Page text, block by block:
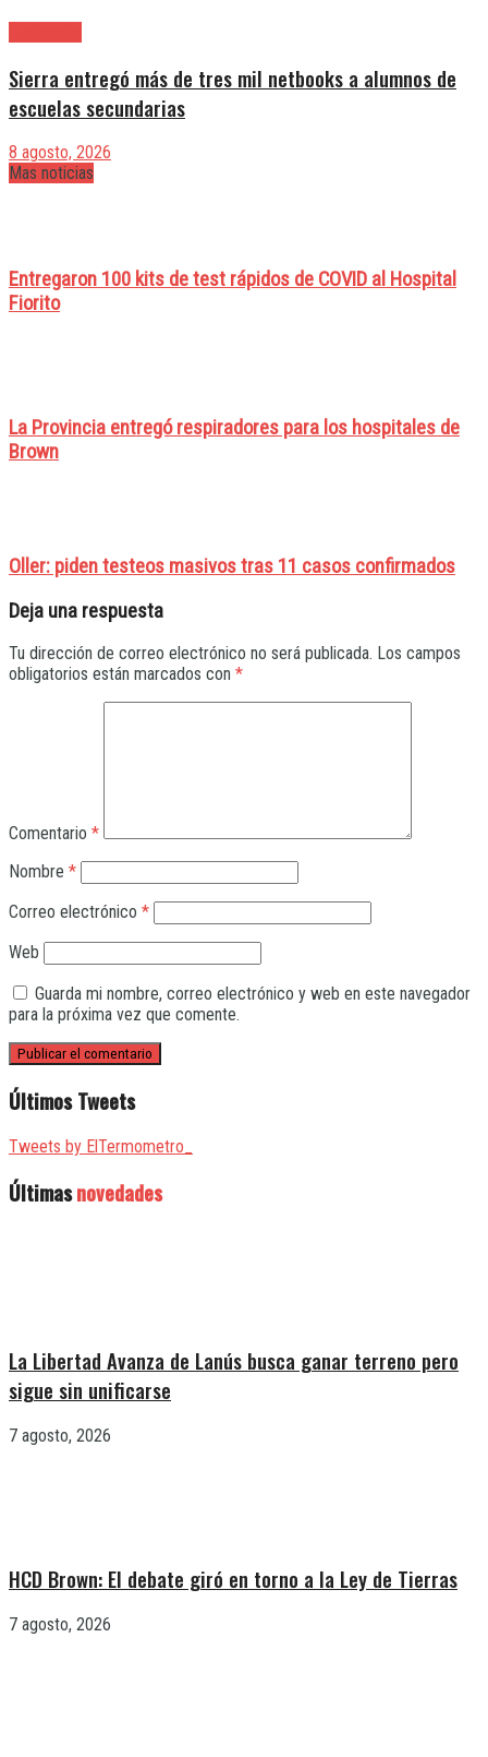
Sierra entregó más de tres mil netbooks a alumnos de
escuelas secundarias
8 agosto, 2026
Mas noticias
Entregaron 100 kits de test rápidos de COVID al Hospital
Fiorito
La Provincia entregó respiradores para los hospitales de
Brown
Oller: piden testeos masivos tras 11 casos confirmados
Deja una respuesta
Tu dirección de correo electrónico no será publicada. Los campos
obligatorios están marcados con *
Comentario *
Nombre *
Correo electrónico *
Web
Guarda mi nombre, correo electrónico y web en este navegador
para la próxima vez que comente.
Últimos Tweets
Tweets by ElTermometro_
Últimasnovedades
La Libertad Avanza de Lanús busca ganar terreno pero
sigue sin unificarse
7 agosto, 2026
HCD Brown: El debate giró en torno a la Ley de Tierras
7 agosto, 2026